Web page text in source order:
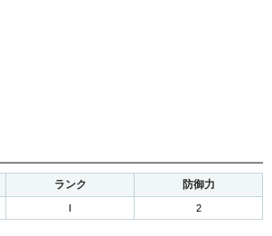
ランク 防御力
2